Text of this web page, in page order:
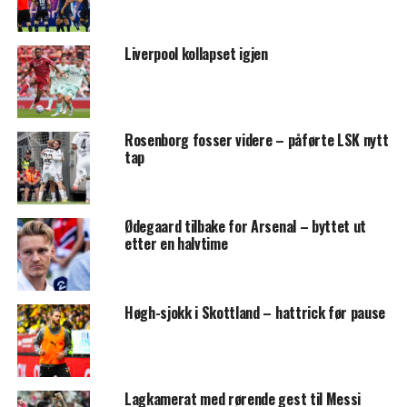
Liverpool kollapset igjen
Rosenborg fosser videre – påførte LSK nytt
tap
Ødegaard tilbake for Arsenal – byttet ut
etter en halvtime
Høgh-sjokk i Skottland – hattrick før pause
Lagkamerat med rørende gest til Messi